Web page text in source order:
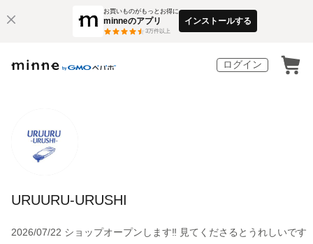
お買いものがもっとお得に
minneのアプリ
3万件以上
インストールする
ログイン
URUURU-URUSHI
2026/07/22 ショップオープンします‼︎ 見てくださるとうれしいです